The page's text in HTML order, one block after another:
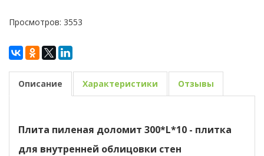
Просмотров: 3553
Описание Характеристики Отзывы
Плита пиленая доломит 300*L*10 - плитка
для внутренней облицовки стен